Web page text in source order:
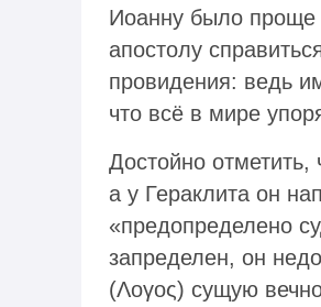
Иоанну было проще
апостолу
провидения: ведь
что всё в мире
Достойно отметить,
а у Гераклита он
«предопределено
запределен, он
(Λογος) сущую